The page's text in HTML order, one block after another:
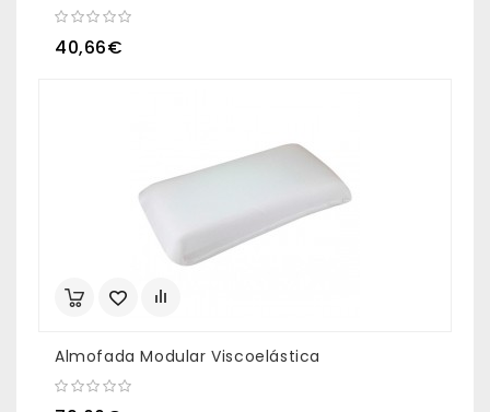
40,66€
Almofada Modular Viscoelástica